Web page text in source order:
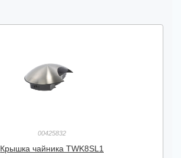
00425832
Крышка чайника TWK8SL1